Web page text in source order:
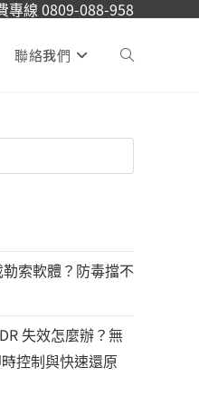
專線 0809-088-958
聯絡我們
索軟體？防毒擋不
失效怎麼辦？無
控制與快速還原